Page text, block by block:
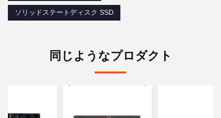
ソリッドステートディスク SSD
同じようなプロダクト